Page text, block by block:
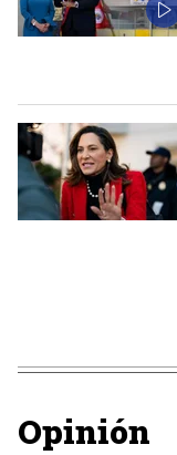
Opinión